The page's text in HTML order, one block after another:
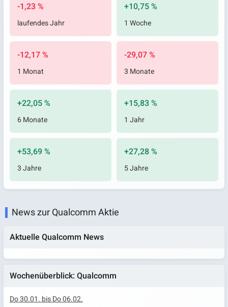
-1,23 %
laufendes Jahr
+10,75 %
1 Woche
-12,17 %
1 Monat
-29,07 %
3 Monate
+22,05 %
6 Monate
+15,83 %
1 Jahr
+53,69 %
3 Jahre
+27,28 %
5 Jahre
News zur Qualcomm Aktie
Aktuelle Qualcomm News
Wochenüberblick: Qualcomm
Do 30.01. bis Do 06.02.